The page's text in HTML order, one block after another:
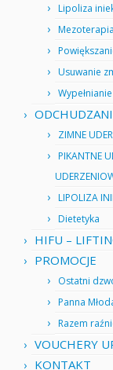
Lipoliza
Usuwanie
ZIMNE
PIKANTNE
LIPOLIZA
Dietetyka
HIFU –
PROMOCJE
Ostatni
Panna
Razem
VOUCHERY
KONTAKT